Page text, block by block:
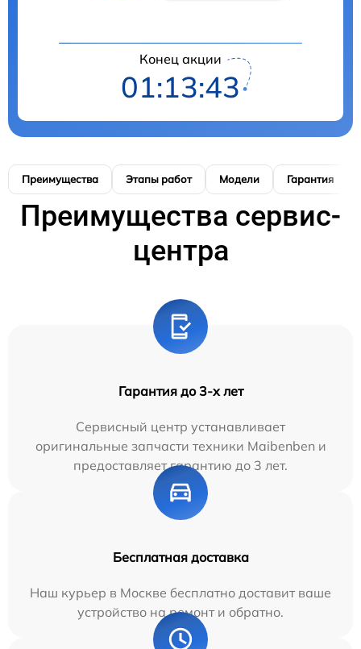
Конец акции
01:13:42
Преимущества Этапы работ Модели Гарантия
Преимущества сервис-
центра
Гарантия до 3-х лет
Сервисный центр устанавливает
оригинальные запчасти техники Maibenben и
предоставляет гарантию до 3 лет.
Бесплатная доставка
Наш курьер в Москве бесплатно доставит ваше
устройство на ремонт и обратно.